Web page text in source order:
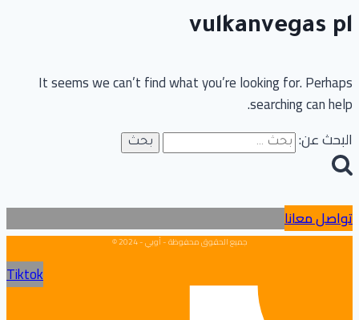
vulkanvegas pl
It seems we can’t find what you’re looking for. Perhaps
searching can help.
البحث عن:
تواصل معانا
جميع الحقوق محفوظة - أوبي - 2024 ©
Tiktok